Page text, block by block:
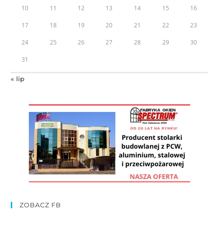
10 11 12 13 14 15 16
17 18 19 20 21 22 23
24 25 26 27 28 29 30
31
« lip
ZOBACZ FB